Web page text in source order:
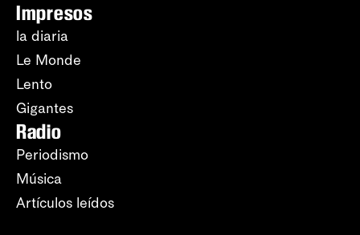
Impresos
la diaria
Le Monde
Lento
Gigantes
Radio
Periodismo
Música
Artículos leídos